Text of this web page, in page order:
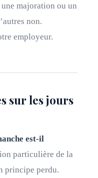
majoration ou un
non.
employeur.
sur les jours
est-il
particulière de la
principe perdu.